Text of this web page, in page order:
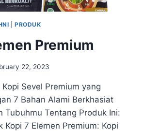
|PRODUK
Premium
22, 2023
Sevel Premium yang
7 Bahan Alami Berkhasiat
Tubuhmu Tentang Produk Ini:
Kopi 7 Elemen Premium: Kopi